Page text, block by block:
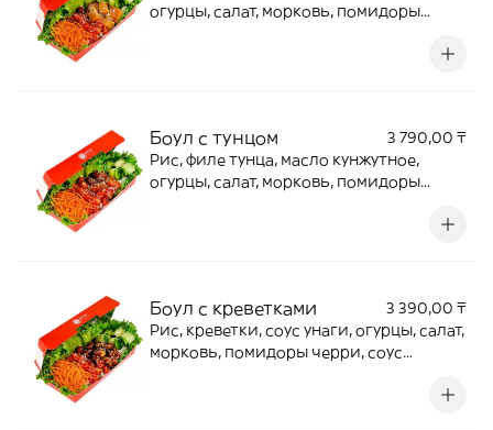
огурцы, салат, морковь, помидоры
Боул с тунцом
3 790,00 ₸
Рис, филе тунца, масло кунжутное,
огурцы, салат, морковь, помидоры
Боул с креветками
3 390,00 ₸
Рис, креветки, соус унаги, огурцы, салат,
морковь, помидоры черри, соус